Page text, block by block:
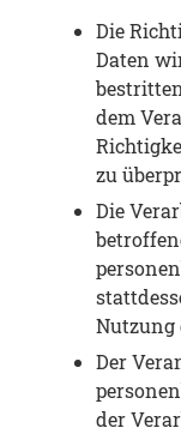
Die
Daten
dem
zu
Die
Nutzung
Der
der